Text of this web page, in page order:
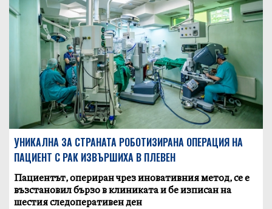
УНИКАЛНА ЗА СТРАНАТА РОБОТИЗИРАНА ОПЕРАЦИЯ НА
ПАЦИЕНТ С РАК ИЗВЪРШИХА В ПЛЕВЕН
Пациентът, опериран чрез иновативния метод, се е
възстановил бързо в клиниката и бе изписан на
шестия следоперативен ден